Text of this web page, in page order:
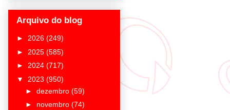
Arquivo do blog
► 2026 (249)
► 2025 (585)
► 2024 (717)
▼ 2023 (950)
► dezembro (59)
► novembro (74)